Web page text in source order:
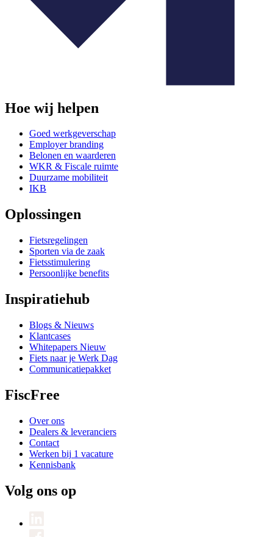
Hoe wij helpen
Goed werkgeverschap
Employer branding
Belonen en waarderen
WKR & Fiscale ruimte
Duurzame mobiliteit
IKB
Oplossingen
Fietsregelingen
Sporten via de zaak
Fietsstimulering
Persoonlijke benefits
Inspiratiehub
Blogs & Nieuws
Klantcases
Whitepapers Nieuw
Fiets naar je Werk Dag
Communicatiepakket
FiscFree
Over ons
Dealers & leveranciers
Contact
Werken bij 1 vacature
Kennisbank
Volg ons op